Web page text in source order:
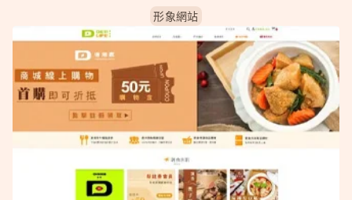
形象網站